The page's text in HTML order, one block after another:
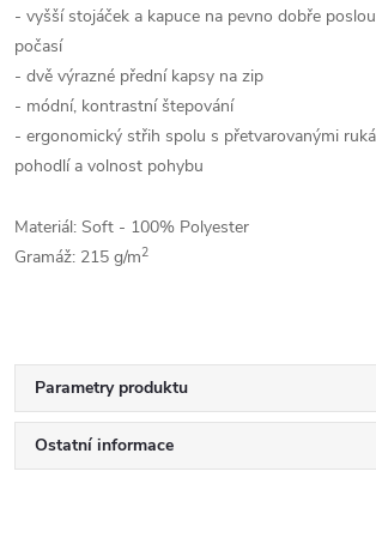
- vyšší stojáček a kapuce na pevno dobře
počasí
- dvě výrazné přední kapsy na zip
- módní, kontrastní štepování
- ergonomický střih spolu s přetvarovanými
pohodlí a volnost pohybu
Materiál: Soft - 100% Polyester
Gramáž: 215 g/m2
Parametry produktu
Ostatní informace